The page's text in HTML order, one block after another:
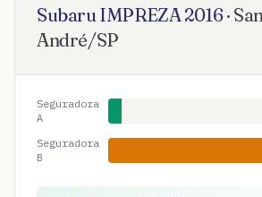
Subaru IMPREZA2016·
André/SP
Seguradora
A
Seguradora
B